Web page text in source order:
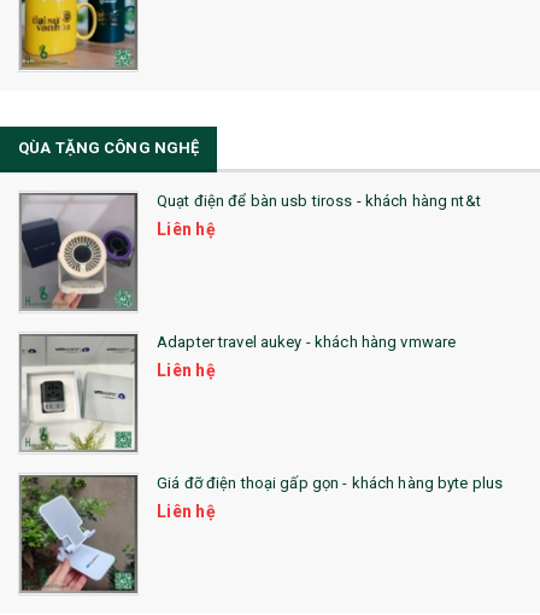
32. TÚI VẢI BỐ
33. MŨ LƯỠI TRAI
36. QUẠT NHỰA QUẢNG CÁO
QUÀ TẶNG KHUYẾN MẠI
QUÀ TẶNG SX NHANH
QUÀ TẶNG HỘI THẢO
QUÀ TẶNG CÔNG NGHỆ
SẢN PHẨM ĐÃ THỰC HIỆN
QUÀ TẶNG SỨC KHỎE
SẢN PHẨM MỚI 2021
Sổ Sạc Đa Năng
La Fonte
QÙA TẶNG CÔNG NGHỆ
Quạt điện để bàn usb tiross - khách hàng nt&t
Liên hệ
Adapter travel aukey - khách hàng vmware
Liên hệ
Giá đỡ điện thoại gấp gọn - khách hàng byte plus
Liên hệ